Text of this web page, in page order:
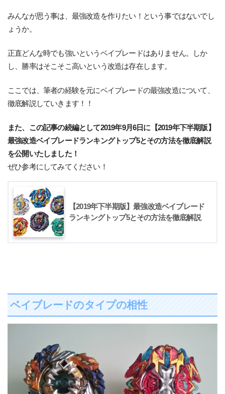
みんなが思う事は、最強改造を作りたい！という事ではないでし
ょうか。
正直どんな時でも強いというベイブレードはありません。しか
し、勝率はそこそこ高いという改造は存在します。
ここでは、筆者の経験を元にベイブレードの最強改造について、
徹底解説していきます！！
また、この記事の続編として2019年9月6日に【2019年下半期版】
最強改造ベイブレードランキングトップ5とその方法を徹底解説
を公開いたしました！
ぜひ参考にしてみてください！
【2019年下半期版】最強改造ベイブレード
ランキングトップ5とその方法を徹底解説
ベイブレードのタイプの相性